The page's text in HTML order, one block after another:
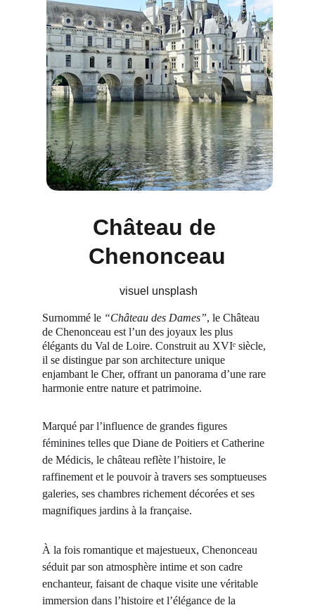
Château de
Chenonceau
Surnommé le “Château des Dames”, le Château
de Chenonceau est l’un des joyaux les plus
élégants du Val de Loire. Construit au XVIᵉ siècle,
il se distingue par son architecture unique
enjambant le Cher, offrant un panorama d’une rare
harmonie entre nature et patrimoine.
Marqué par l’influence de grandes figures
féminines telles que Diane de Poitiers et Catherine
de Médicis, le château reflète l’histoire, le
raffinement et le pouvoir à travers ses somptueuses
galeries, ses chambres richement décorées et ses
magnifiques jardins à la française.
À la fois romantique et majestueux, Chenonceau
séduit par son atmosphère intime et son cadre
enchanteur, faisant de chaque visite une véritable
immersion dans l’histoire et l’élégance de la
visuel unsplash